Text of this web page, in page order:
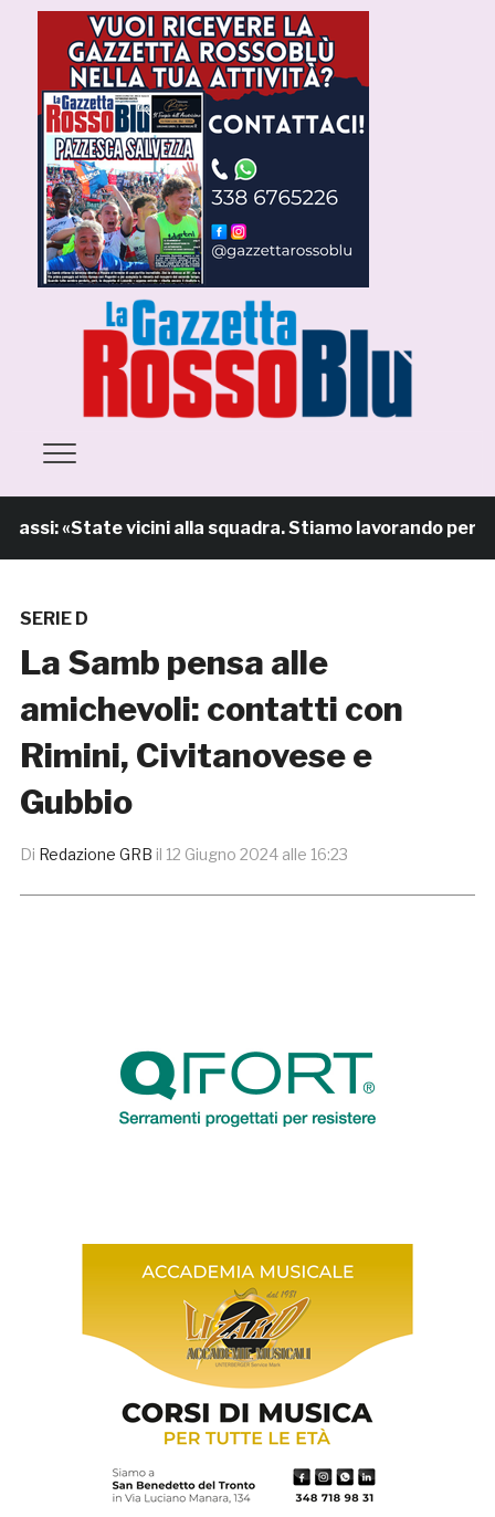
«State vicini alla squadra. Stiamo lavorando per
SERIE D
La Samb pensa alle
amichevoli: contatti con
Rimini, Civitanovese e
Gubbio
Di Redazione GRB il 12 Giugno 2024 alle 16:23